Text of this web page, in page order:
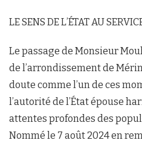
LE SENS DE L’ÉTAT AU
Le passage de Monsieur
de l’arrondissement de
doute comme l’un de ces
l’autorité de l’État épouse
attentes profondes des
Nommé le 7 août 2024 en